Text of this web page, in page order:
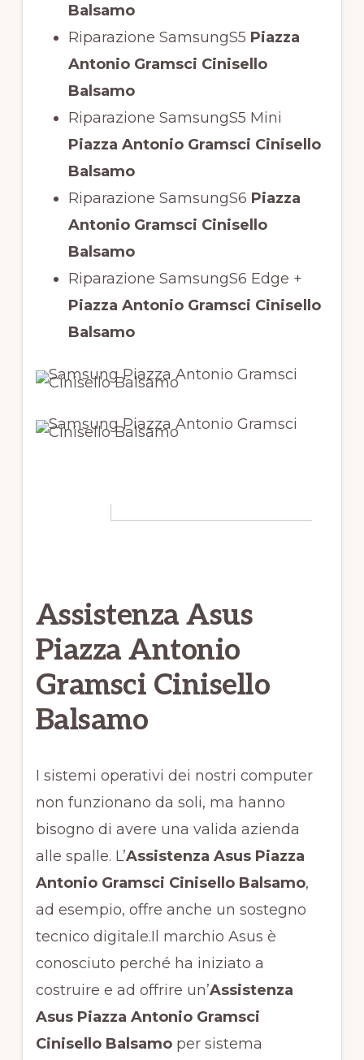
Balsamo
Riparazione SamsungS5 Piazza
Antonio Gramsci Cinisello
Balsamo
Riparazione SamsungS5 Mini
Piazza Antonio Gramsci Cinisello
Balsamo
Riparazione SamsungS6 Piazza
Antonio Gramsci Cinisello
Balsamo
Riparazione SamsungS6 Edge +
Piazza Antonio Gramsci Cinisello
Balsamo
Assistenza Asus
Piazza Antonio
Gramsci Cinisello
Balsamo
I sistemi operativi dei nostri computer
non funzionano da soli, ma hanno
bisogno di avere una valida azienda
alle spalle. L’Assistenza Asus Piazza
Antonio Gramsci Cinisello Balsamo,
ad esempio, offre anche un sostegno
tecnico digitale.Il marchio Asus è
conosciuto perché ha iniziato a
costruire e ad offrire un’Assistenza
Asus Piazza Antonio Gramsci
Cinisello Balsamoper sistema